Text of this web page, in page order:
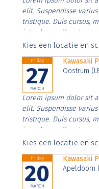
elit. Suspendisse
tristique. Duis cursus,
interdum nulla, ut
Aenean faucibus nibh
Kies een locatie en
Friday
27
MARCH
Kawasaki
Oostrum
Lorem ipsum dolor sit
elit. Suspendisse
tristique. Duis cursus,
interdum nulla, ut
Aenean faucibus nibh
Kies een locatie en
Friday
20
MARCH
Kawasaki
Apeldoorn